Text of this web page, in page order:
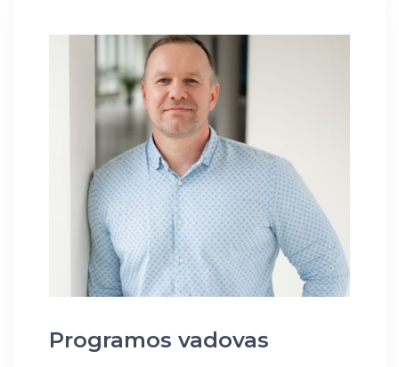
Programos vadovas